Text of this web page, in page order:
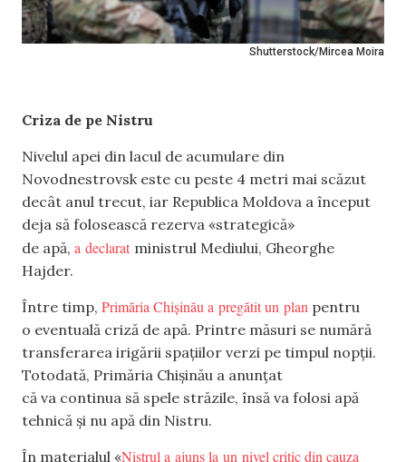
Shutterstock/Mircea Moira
Criza de pe Nistru
Nivelul apei din lacul de acumulare din
Novodnestrovsk este cu peste 4 metri mai scăzut
decât anul trecut, iar Republica Moldova a început
deja să folosească rezerva «strategică»
de apă, a declarat ministrul Mediului, Gheorghe
Hajder.
Între timp, Primăria Chișinău a pregătit un plan pentru
o eventuală criză de apă. Printre măsuri se numără
transferarea irigării spațiilor verzi pe timpul nopții.
Totodată, Primăria Chișinău a anunțat
că va continua să spele străzile, însă va folosi apă
tehnică și nu apă din Nistru.
În materialul «Nistrul a ajuns la un nivel critic din cauza